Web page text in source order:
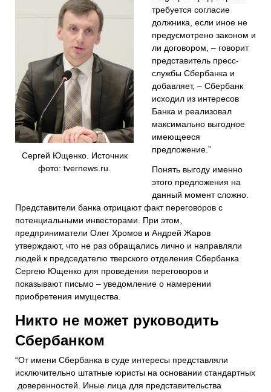
Сергей Ющенко. Источник
фото: tvernews.ru.
требуется согласие
должника, если иное не
предусмотрено законом и
ли договором, – говорит
представитель пресс-
службы Сбербанка и
добавляет, – Сбербанк
исходил из интересов
Банка и реализовал
максимально выгодное
имеющееся
предложение .”
Понять выгоду именно
этого предложения на
данный момент сложно.
Представители банка отрицают факт переговоров с
потенциальными инвесторами. При этом,
предприниматели Олег Хромов и Андрей Жаров
утверждают, что не раз обращались лично и направляли
людей к председателю тверского отделения Сбербанка
Сергею Ющенко для проведения переговоров и
показывают письмо – уведомление о намерении
приобретения имущества.
Никто не может руководить
Сбербанком
“От имени Сбербанка в суде интересы представляли
исключительно штатные юристы на основании стандартных
доверенностей. Иные лица для представительства